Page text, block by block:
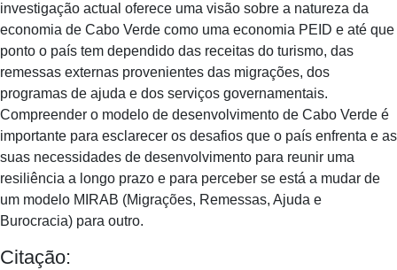
investigação actual oferece uma visão sobre a natureza da
economia de Cabo Verde como uma economia PEID e até que
ponto o país tem dependido das receitas do turismo, das
remessas externas provenientes das migrações, dos
programas de ajuda e dos serviços governamentais.
Compreender o modelo de desenvolvimento de Cabo Verde é
importante para esclarecer os desafios que o país enfrenta e as
suas necessidades de desenvolvimento para reunir uma
resiliência a longo prazo e para perceber se está a mudar de
um modelo MIRAB (Migrações, Remessas, Ajuda e
Burocracia) para outro.
Citação: